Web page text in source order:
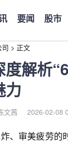
要闻 股市
司 > 正文
度解析
力
文茜 2026-02-08
、审美疲劳的